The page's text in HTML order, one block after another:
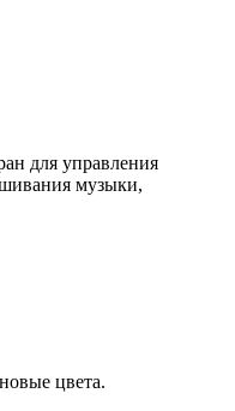
для управления
музыки,
цвета.